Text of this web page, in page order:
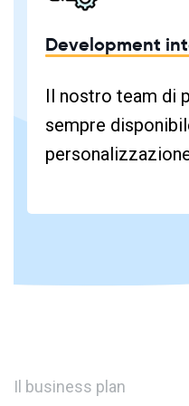
Development
Il nostro team di
sempre
Il business plan